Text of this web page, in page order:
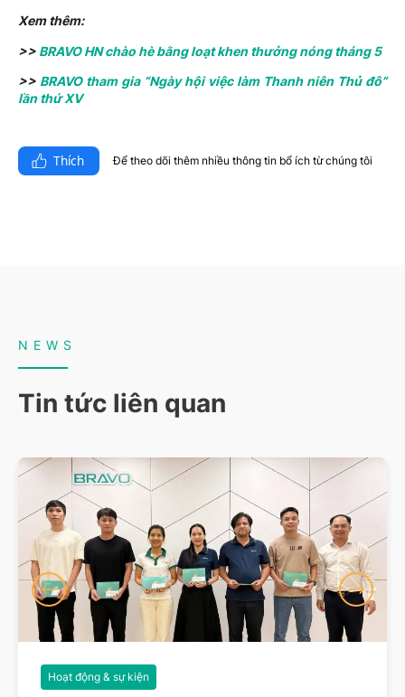
Xem thêm:
>> BRAVO HN chào hè bằng loạt khen thưởng nóng tháng 5
>> BRAVO tham gia “Ngày hội việc làm Thanh niên Thủ đô”
lần thứ XV
Thích Để theo dõi thêm nhiều thông tin bổ ích từ chúng tôi​
NEWS
Tin tức liên quan
Hoạt động & sự kiện